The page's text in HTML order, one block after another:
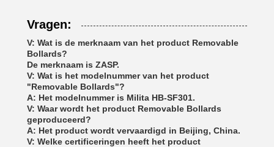
Vragen:
V: Wat is de merknaam van het product Removable
Bollards?
De merknaam is ZASP.
V: Wat is het modelnummer van het product
"Removable Bollards"?
A: Het modelnummer is Milita HB-SF301.
V: Waar wordt het product Removable Bollards
geproduceerd?
A: Het product wordt vervaardigd in Beijing, China.
V: Welke certificeringen heeft het product